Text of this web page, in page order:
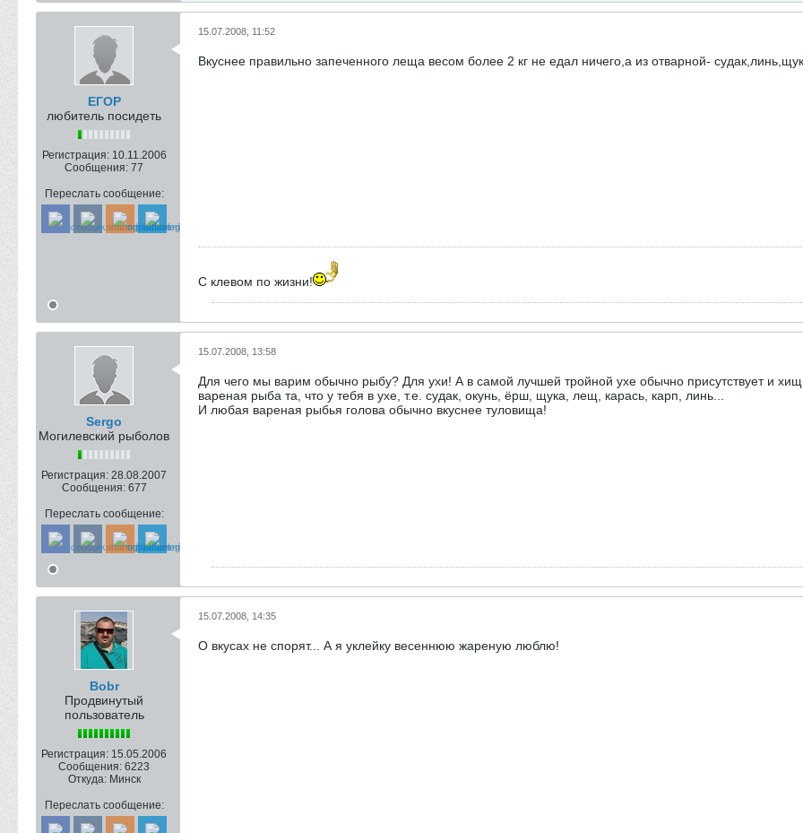
ЕГОР
любитель посидеть
Регистрация: 10.11.2006
Сообщения: 77
Переслать сообщение:
15.07.2008, 11:52
Вкуснее правильно запеченного леща весом более 2 кг не едал ничего,а из отварной-
С клевом по жизни!
Sergo
Могилевский рыболов
Регистрация: 28.08.2007
Сообщения: 677
Переслать сообщение:
15.07.2008, 13:58
Для чего мы варим обычно рыбу? Для ухи! А в самой лучшей тройной ухе обычно присутствует и
вареная рыба та, что у тебя в ухе, т.е. судак, окунь, ёрш, щука, лещ, карась, карп, линь...
И любая вареная рыбья голова обычно вкуснее туловища!
Bobr
Продвинутый
пользователь
Регистрация: 15.05.2006
Сообщения: 6223
Откуда: Минск
Переслать сообщение:
15.07.2008, 14:35
О вкусах не спорят... А я уклейку весеннюю жареную люблю!